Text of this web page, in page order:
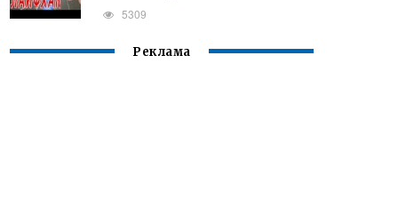
5309
Реклама